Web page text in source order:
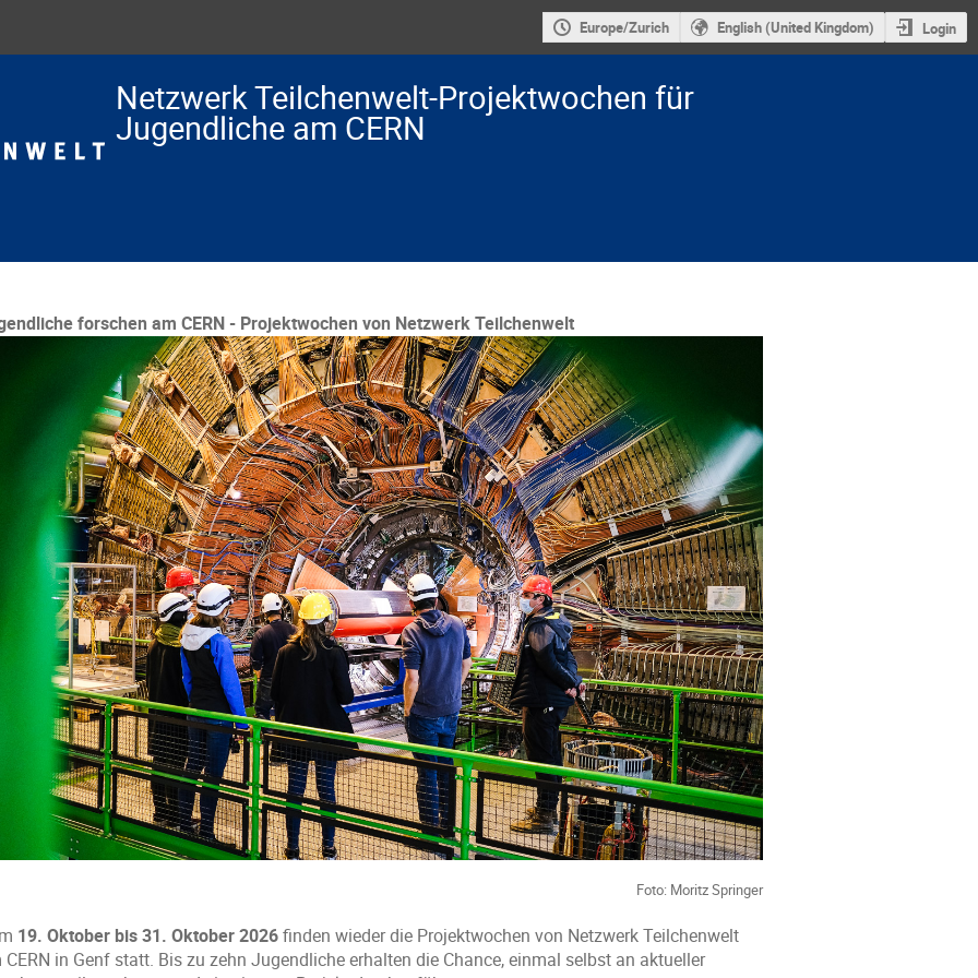
Europe/Zurich English (United Kingdom) Login
Netzwerk Teilchenwelt-Projektwochen für
Jugendliche am CERN
forschen am CERN - Projektwochen von Netzwerk Teilchenwelt
Foto: Moritz Springer
19. Oktober bis 31. Oktober 2026finden wieder die Projektwochen von Netzwerk Teilchenwelt
CERN in Genf statt. Bis zu zehn Jugendliche erhalten die Chance, einmal selbst an aktueller